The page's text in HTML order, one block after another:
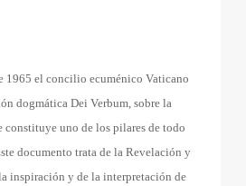
1965 el concilio ecuménico Vaticano
dogmática Dei Verbum, sobre la
uno de los pilares de todo
documento trata de la Revelación y
inspiración y de la interpretación de